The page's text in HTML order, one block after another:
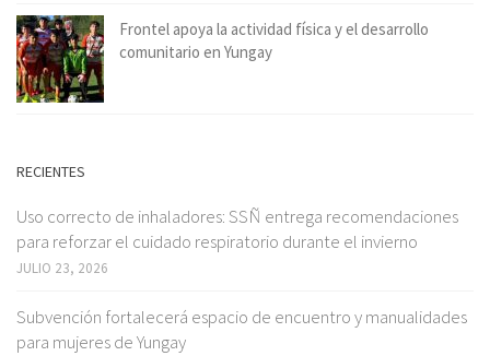
Frontel apoya la actividad física y el desarrollo
comunitario en Yungay
RECIENTES
Uso correcto de inhaladores: SSÑ entrega recomendaciones
para reforzar el cuidado respiratorio durante el invierno
JULIO 23, 2026
Subvención fortalecerá espacio de encuentro y manualidades
para mujeres de Yungay